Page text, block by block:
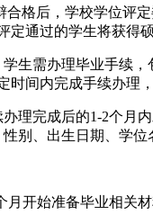
合格后，学校学位评
定通过的学生将获得
生需办理毕业手续
时间内完成手续办理
理完成后的1-2个月
别、出生日期、学位
月开始准备毕业相关